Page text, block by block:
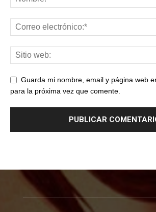
Guarda mi nombre, email y página web
para la próxima vez que comente.